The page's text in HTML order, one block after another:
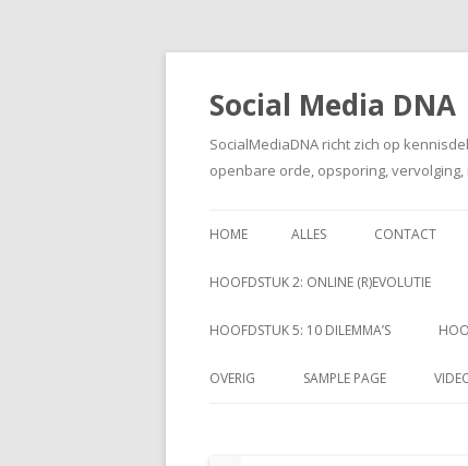
Social Media DNA
SocialMediaDNA richt zich op
openbare orde, opsporing,
HOME ALLES CONTACT
HOOFDSTUK 2: ONLINE (R)EVOLUTIE
HOOFDSTUK 5: 10 DILEMMA’S
OVERIG SAMPLE PAGE